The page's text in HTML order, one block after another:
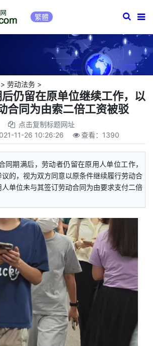
繁體
劳动法务>
仍留在原单位继续工作，以
合同为由索二倍工资被驳
点击复制标题网址
11-26 10:26:26 查看： 1390
同期满后，劳动者仍留在原用人单位工作，
的，视为双方同意以原条件继续履行劳动合
单位未与其签订劳动合同为由要求支付二倍